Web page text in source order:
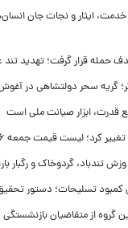
ایثار و نجات جان
حمله قرار گرفت؛ تهدید
گریه سحر دولتشاهی در
قدرت، ابزار صیانت ملی است
لیست قیمت جمعه ۱۶ مرداد منتشر شد
گردوخاک و رگبار باران تا ۵ روز
کمبود تسلیحات؛ دستور